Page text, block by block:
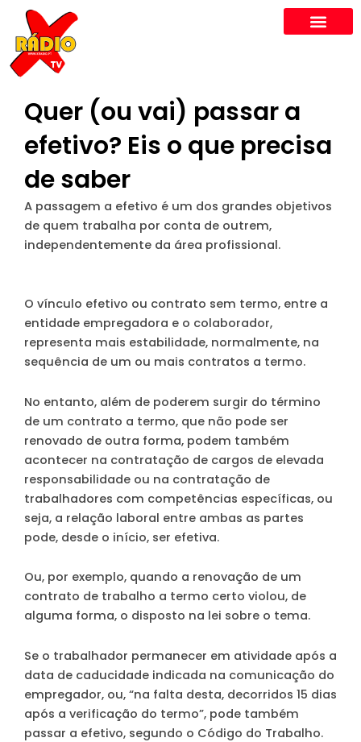
content
Quer (ou vai) passar a
efetivo? Eis o que precisa
de saber
A passagem a efetivo é um dos grandes objetivos
de quem trabalha por conta de outrem,
independentemente da área profissional.
O vínculo efetivo ou contrato sem termo, entre a
entidade empregadora e o colaborador,
representa mais estabilidade, normalmente, na
sequência de um ou mais contratos a termo.
No entanto, além de poderem surgir do término
de um contrato a termo, que não pode ser
renovado de outra forma, podem também
acontecer na contratação de cargos de elevada
responsabilidade ou na contratação de
trabalhadores com competências específicas, ou
seja, a relação laboral entre ambas as partes
pode, desde o início, ser efetiva.
Ou, por exemplo, quando a renovação de um
contrato de trabalho a termo certo violou, de
alguma forma, o disposto na lei sobre o tema.
Se o trabalhador permanecer em atividade após a
data de caducidade indicada na comunicação do
empregador, ou, “na falta desta, decorridos 15 dias
após a verificação do termo”, pode também
passar a efetivo, segundo o Código do Trabalho.